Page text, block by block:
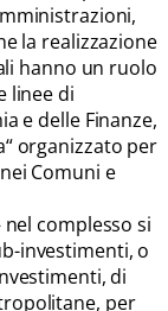
la realizzazione
hanno un ruolo
linee di
e delle Finanze,
organizzato per
Comuni e
complesso si
investimenti, o
di
per